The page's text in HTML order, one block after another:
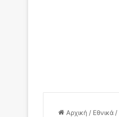
Αρχική / Εθνικά /